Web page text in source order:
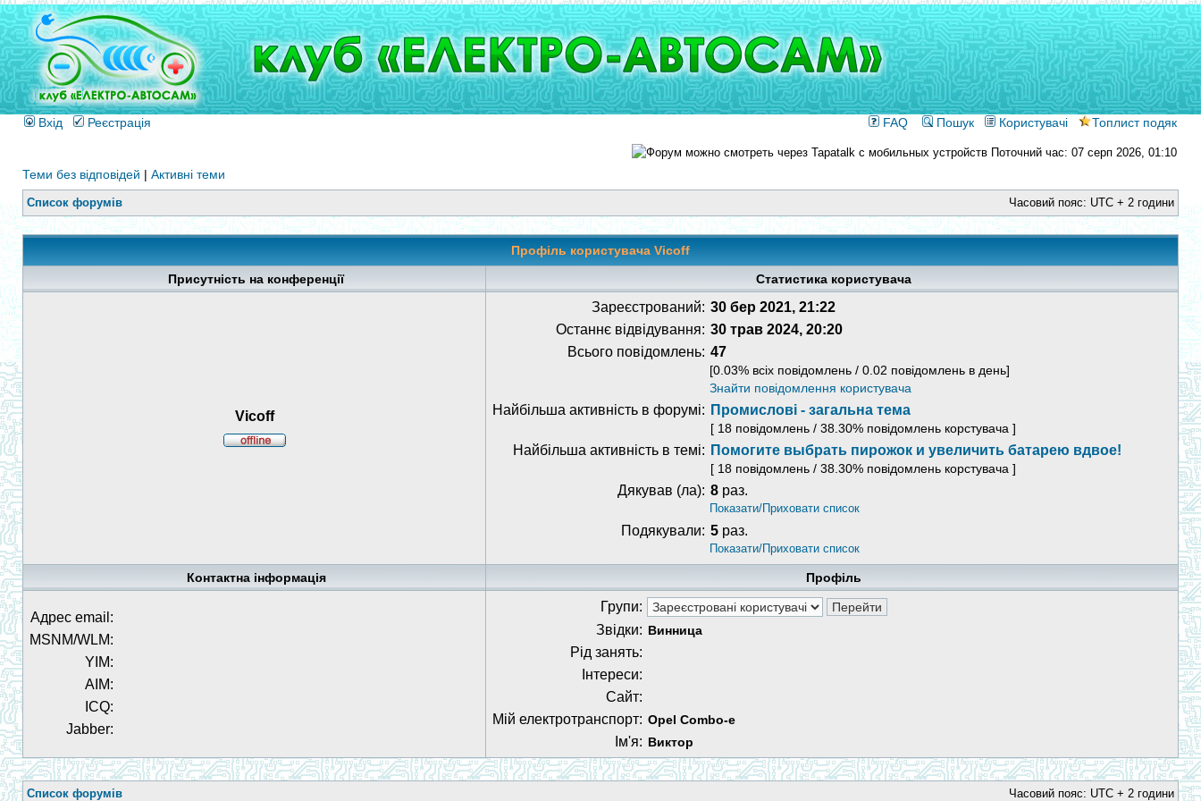
Вхід Реєстрація FAQ Пошук Користувачі Топлист подяк
Поточний час: 07 серп 2026, 01:10
Теми без відповідей | Активні теми
Список форумів Часовий пояс: UTC + 2 години
Профіль користувача Vicoff
Присутність на конференції
Статистика користувача
Vicoff
Зареєстрований: 30 бер 2021, 21:22
Останнє відвідування: 30 трав 2024, 20:20
Всього повідомлень: 47
[0.03% всіх повідомлень / 0.02 повідомлень в день]
Знайти повідомлення користувача
Найбільша активність в форумі: Промислові - загальна тема
[ 18 повідомлень / 38.30% повідомлень корстувача ]
Найбільша активність в темі: Помогите выбрать пирожок и увеличить батарею вдвое!
[ 18 повідомлень / 38.30% повідомлень корстувача ]
Дякував (ла): 8 раз.
Показати/Приховати список
Подякували: 5 раз.
Показати/Приховати список
Контактна інформація Профіль
Адрес email:
MSNM/WLM:
YIM:
AIM:
ICQ:
Jabber:
Групи:
Звідки: Винница
Рід занять:
Інтереси:
Сайт:
Мій електротранспорт: Opel Combo-e
Ім'я: Виктор
Список форумів Часовий пояс: UTC + 2 години